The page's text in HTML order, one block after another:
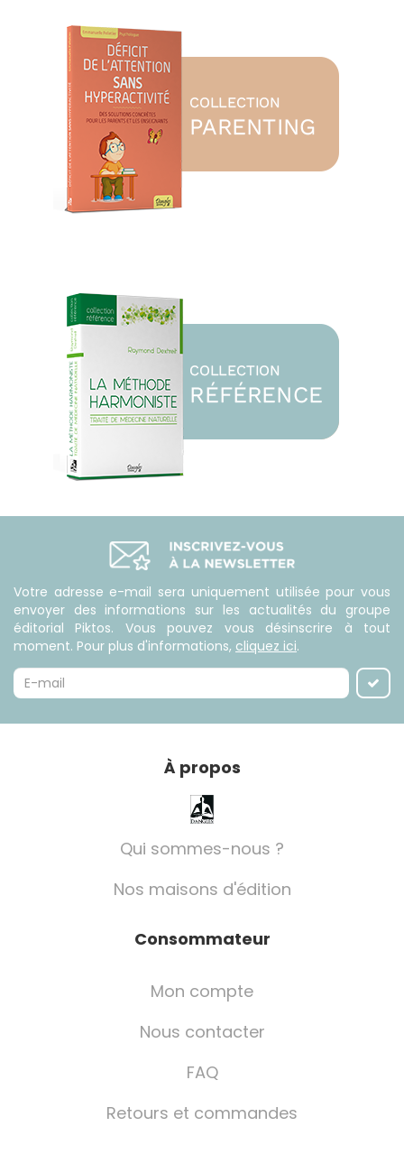
Votre adresse e-mail sera uniquement utilisée pour vous
envoyer des informations sur les actualités du groupe
éditorial Piktos. Vous pouvez vous désinscrire à tout
moment. Pour plus d'informations, cliquez ici.
À propos
Qui sommes-nous ?
Nos maisons d'édition
Consommateur
Mon compte
Nous contacter
FAQ
Retours et commandes